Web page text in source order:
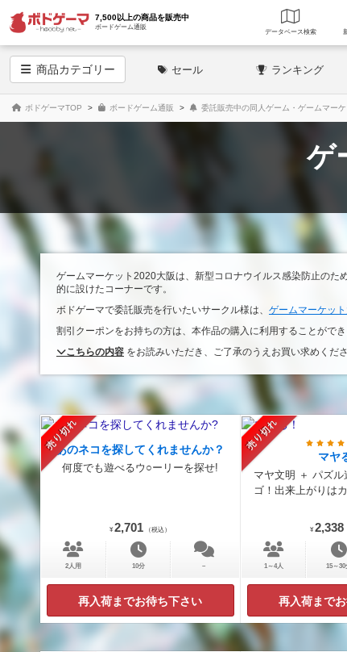
7,500以上の商品を販売中
ボードゲーム通販
データベース
商品カテゴリー セール ランキング
ボドゲーマTOP ボードゲーム通販 委託販売中の同人ゲーム・ゲームマー
ゲ
ゲームマーケット2020大阪は、新型コロナウイルス感染防止の
的に設けたコーナーです。
ボドゲーマで委託販売を行いたいサークル様は、 ゲームマーケッ
割引クーポンをお持ちの方は、本作品の購入に利用することがで
こちらの内容 をお読みいただき、ご了承のうえお買い求めくださ
売り切れ
あのネコを探してくれませんか？
何度でも遊べるウ○ーリーを探せ!
¥ 2,701 （税込）
2人用 10分 －
再入荷までお待ち下さい
売り切れ
マヤ
マヤ文明 ＋ パズ
ゴ！出来上がりはカ
¥ 2,338
1～4人 15～30
再入荷まで